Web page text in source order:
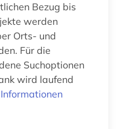
Bezug bis
werden
Orts- und
Für die
Suchoptionen